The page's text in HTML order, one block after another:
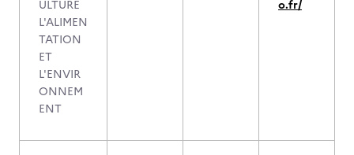
ULTURE
L'ALIMEN
TATION
ET
L'ENVIR
ONNEM
ENT
o.fr/